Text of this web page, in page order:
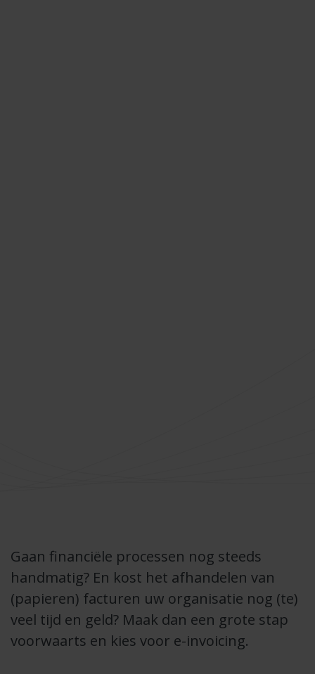
Gaan financiële processen nog steeds
handmatig? En kost het afhandelen van
(papieren) facturen uw organisatie nog (te)
veel tijd en geld? Maak dan een grote stap
voorwaarts en kies voor e-invoicing.